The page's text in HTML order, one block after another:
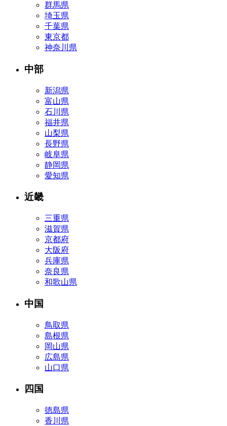
群馬県
埼玉県
千葉県
東京都
神奈川県
中部
新潟県
富山県
石川県
福井県
山梨県
長野県
岐阜県
静岡県
愛知県
近畿
三重県
滋賀県
京都府
大阪府
兵庫県
奈良県
和歌山県
中国
鳥取県
島根県
岡山県
広島県
山口県
四国
徳島県
香川県